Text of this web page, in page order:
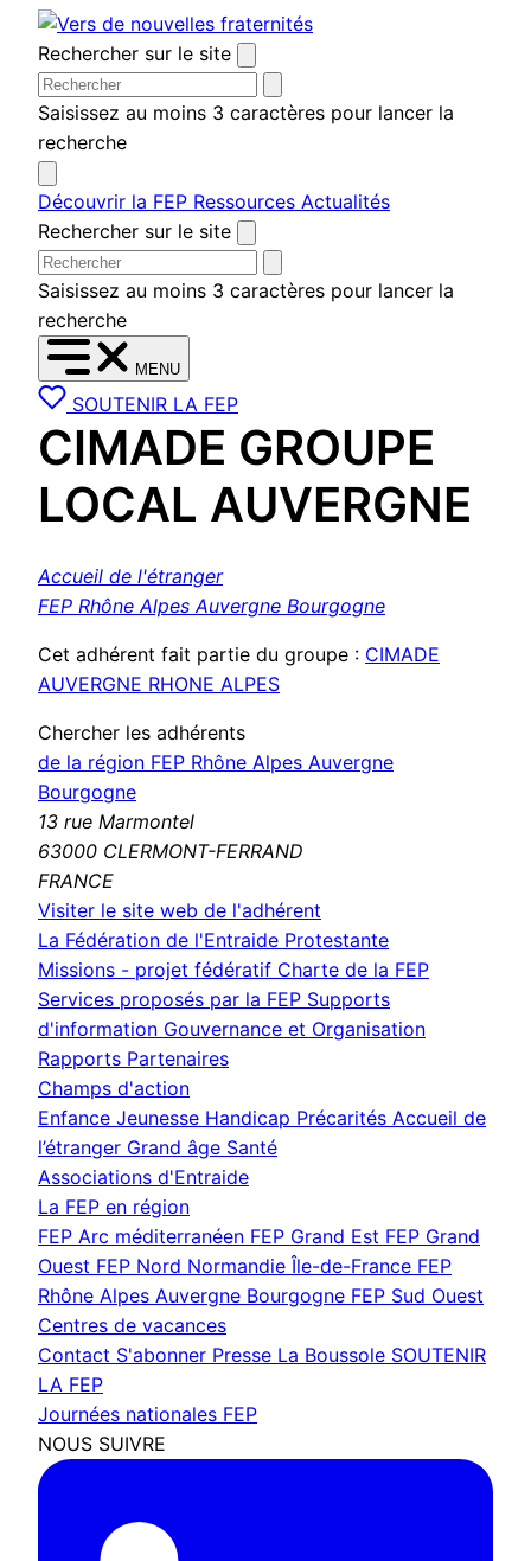
Aller
au
contenu
Rechercher sur le site
Saisissez au moins 3 caractères pour lancer la
recherche
Découvrir la FEP Ressources Actualités
Rechercher sur le site
Saisissez au moins 3 caractères pour lancer la
recherche
MENU
SOUTENIR LA FEP
CIMADE GROUPE
LOCAL AUVERGNE
Accueil de l'étranger
FEP Rhône Alpes Auvergne Bourgogne
Cet adhérent fait partie du groupe : CIMADE
AUVERGNE RHONE ALPES
Chercher les adhérents
de la région FEP Rhône Alpes Auvergne
Bourgogne
13 rue Marmontel
63000 CLERMONT-FERRAND
FRANCE
Visiter le site web de l'adhérent
fenêtre)
La Fédération de l'Entraide Protestante
Missions - projet fédératif Charte de la FEP
Services proposés par la FEP Supports
d'information Gouvernance et Organisation
Rapports Partenaires
Champs d'action
Enfance Jeunesse Handicap Précarités Accueil de
l’étranger Grand âge Santé
Associations d'Entraide
La FEP en région
FEP Arc méditerranéen FEP Grand Est FEP Grand
Ouest FEP Nord Normandie Île-de-France FEP
Rhône Alpes Auvergne Bourgogne FEP Sud Ouest
Centres de vacances
Contact S'abonner Presse La Boussole SOUTENIR
LA FEP
Journées nationales FEP
NOUS SUIVRE